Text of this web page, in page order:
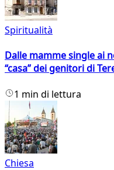
Spiritualità
Dalle mamme single ai
“casa” dei genitori di
1 min di lettura
Chiesa